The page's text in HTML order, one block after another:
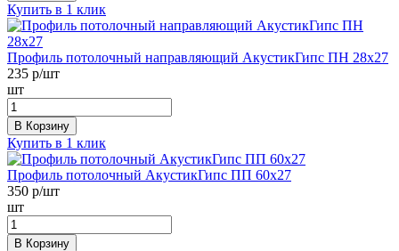
Купить в 1 клик
Профиль потолочный направляющий АкустикГипс ПН 28х27
235 р/шт
шт
В Корзину
Купить в 1 клик
Профиль потолочный АкустикГипс ПП 60х27
350 р/шт
шт
В Корзину